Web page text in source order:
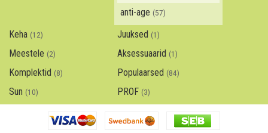
anti-age (57)
Keha (12) Juuksed (1)
Meestele (2) Aksessuaarid (1)
Komplektid (8) Populaarsed (84)
Sun (10) PROF (3)